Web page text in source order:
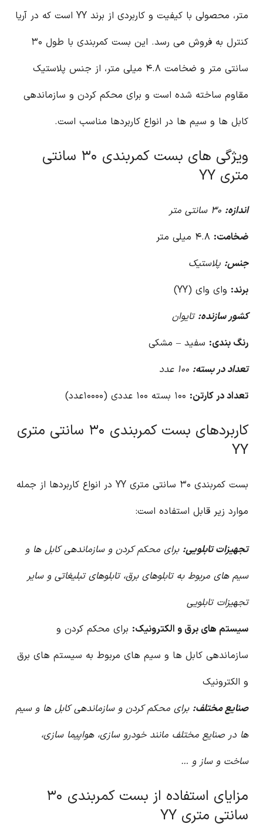
متر، محصولی با کیفیت و کاربردی از برند YY است که در آریا
کنترل به فروش می رسد. این بست کمربندی با طول ۳۰
سانتی متر و ضخامت ۴.۸ میلی متر، از جنس پلاستیک
مقاوم ساخته شده است و برای محکم کردن و سازماندهی
کابل ها و سیم ها در انواع کاربردها مناسب است.
ویژگی های بست کمربندی ۳۰ سانتی
متری YY
اندازه:
ضخامت:
جنس: پلاستیک
برند: وای وای (YY)
کشور سازنده: تایوان
رنگ بندی: سفید – مشکی
تعداد در بسته:
تعداد در کارتن:
کاربردهای بست کمربندی ۳۰ سانتی متری
YY
بست کمربندی ۳۰ سانتی متری YY در انواع کاربردها از جمله
موارد زیر قابل استفاده است:
تجهیزات تابلویی: برای محکم کردن و سازماندهی کابل ها و
سیم های مربوط به تابلوهای برق، تابلوهای تبلیغاتی و سایر
تجهیزات تابلویی
سیستم های برق و الکترونیک: برای محکم کردن و
سازماندهی کابل ها و سیم های مربوط به سیستم های برق
و الکترونیک
صنایع مختلف: برای محکم کردن و سازماندهی کابل ها و سیم
ها در صنایع مختلف مانند خودرو سازی، هواپیما سازی،
ساخت و ساز و …
مزایای استفاده از بست کمربندی ۳۰
سانتی متری YY